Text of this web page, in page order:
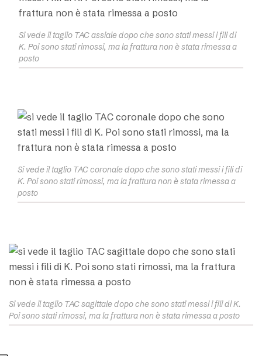
Si vede il taglio TAC assiale dopo che sono stati messi i fili di
K. Poi sono stati rimossi, ma la frattura non è stata rimessa a
posto
Si vede il taglio TAC coronale dopo che sono stati messi i fili di
K. Poi sono stati rimossi, ma la frattura non è stata rimessa a
posto
Si vede il taglio TAC sagittale dopo che sono stati messi i fili di K.
Poi sono stati rimossi, ma la frattura non è stata rimessa a posto